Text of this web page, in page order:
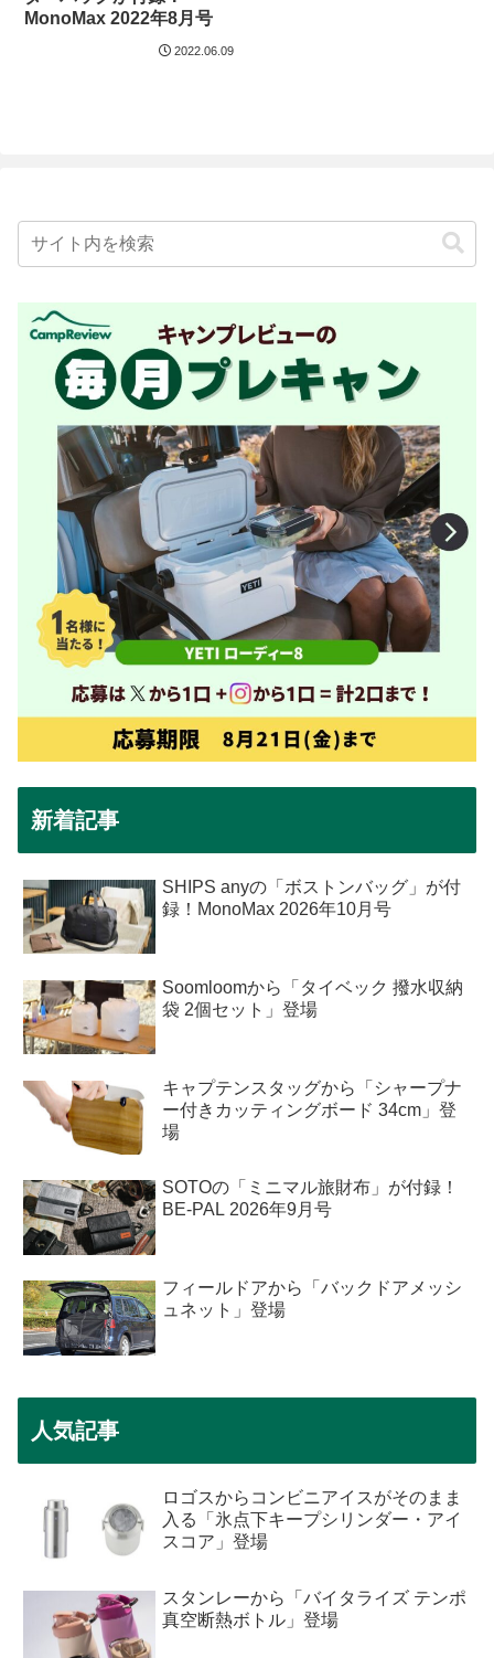
MonoMax 2022年8月号
2022.06.09
新着記事
SHIPS anyの「ボストンバッグ」が付
録！MonoMax 2026年10月号
Soomloomから「タイベック 撥水収納
袋 2個セット」登場
キャプテンスタッグから「シャープナ
ー付きカッティングボード 34cm」登
場
SOTOの「ミニマル旅財布」が付録！
BE-PAL 2026年9月号
フィールドアから「バックドアメッシ
ュネット」登場
人気記事
ロゴスからコンビニアイスがそのまま
入る「氷点下キープシリンダー・アイ
スコア」登場
スタンレーから「バイタライズ テンポ
真空断熱ボトル」登場